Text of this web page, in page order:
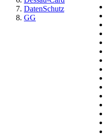
DatenSchutz
GG